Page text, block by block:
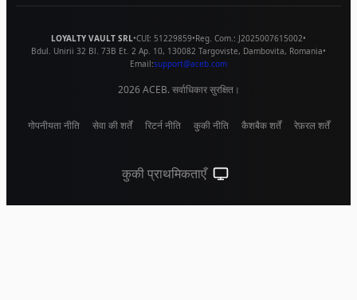
LOYALTY VAULT SRL•CUI: 51229859•Reg. Com.: J2025007615002•
Bdul. Unirii 32 Bl. 73B Et. 2 Ap. 10, 130082 Targoviste, Dambovita, Romania•
Email:support@aceb.com
2026 ACEB. सर्वाधिकार सुरक्षित।
गोपनीयता नीति सेवा की शर्तें रिटर्न नीति कुकी नीति कैशबैक शर्तें रेफ़रल शर्तें
कुकी प्राथमिकताएँ सिस्टम थीम (लाइट के लिए क्लिक